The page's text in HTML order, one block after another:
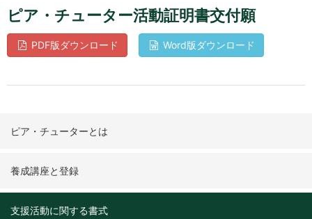
ピア・チューター活動証明書交付願
PDF版ダウンロード Word版ダウンロード
ピア・チューターとは
養成講座と登録
支援活動に関する書式